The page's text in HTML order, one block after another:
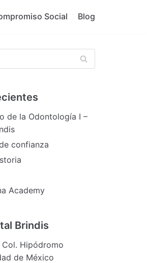
Social Blog
de la Odontología I –
confianza
Academy
Brindis
Hipódromo
de México